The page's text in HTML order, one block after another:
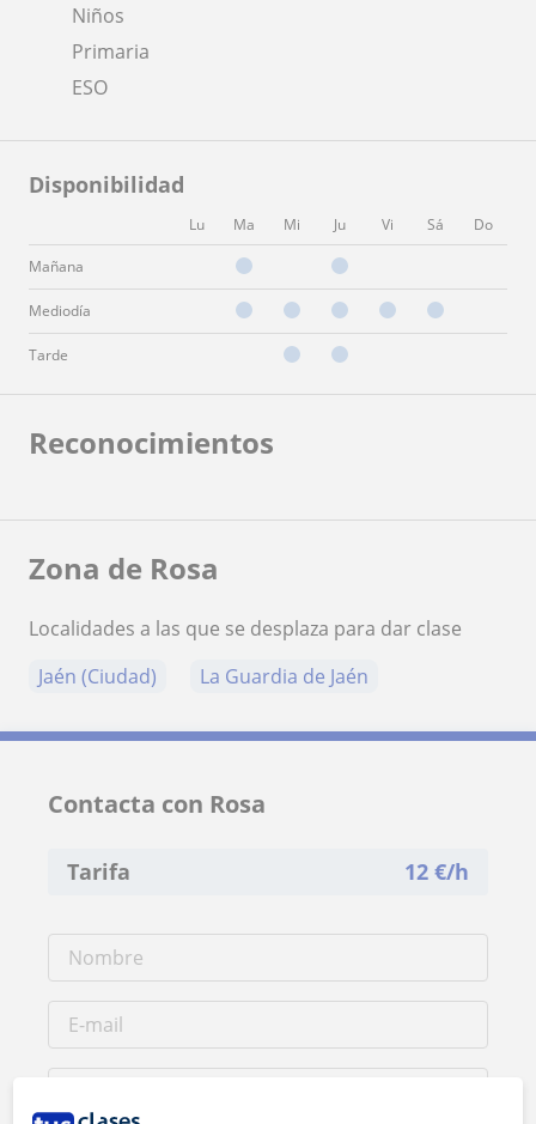
Niños
Primaria
ESO
Disponibilidad
Lu Ma Mi Ju Vi Sá Do
Mañana
Mediodía
Tarde
Reconocimientos
Zona de Rosa
Localidades a las que se desplaza para dar clase
Jaén (Ciudad)
La Guardia de Jaén
Contacta con Rosa
Tarifa 12 €/h